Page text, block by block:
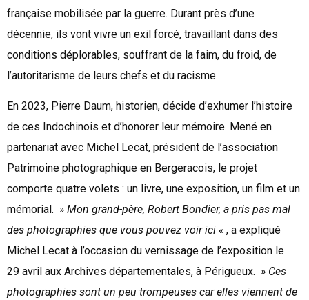
française mobilisée par la guerre. Durant près d’une
décennie, ils vont vivre un exil forcé, travaillant dans des
conditions déplorables, souffrant de la faim, du froid, de
l’autoritarisme de leurs chefs et du racisme.
En 2023, Pierre Daum, historien, décide d’exhumer l’histoire
de ces Indochinois et d’honorer leur mémoire. Mené en
partenariat avec Michel Lecat, président de l’association
Patrimoine photographique en Bergeracois, le projet
comporte quatre volets : un livre, une exposition, un film et un
mémorial. » Mon grand-père, Robert Bondier, a pris pas mal
des photographies que vous pouvez voir ici « , a expliqué
Michel Lecat à l’occasion du vernissage de l’exposition le
29 avril aux Archives départementales, à Périgueux. » Ces
photographies sont un peu trompeuses car elles viennent de